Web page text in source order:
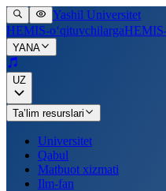
Yashil Universitet
HEMIS-o‘qituvchilarga
YANA
UZ
Ta’lim resurslari
Universitet
Qabul
Matbuot xizmati
Ilm-fan